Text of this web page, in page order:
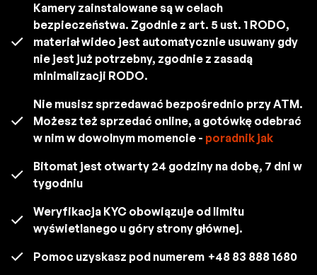
Kamery zainstalowane są w celach
bezpieczeństwa. Zgodnie z art. 5 ust. 1 RODO,
materiał wideo jest automatycznie usuwany gdy
nie jest już potrzebny, zgodnie z zasadą
minimalizacji RODO.
Nie musisz sprzedawać bezpośrednio przy ATM.
Możesz też sprzedać online, a gotówkę odebrać
w nim w dowolnym momencie - poradnik jak
Bitomat jest otwarty 24 godziny na dobę, 7 dni w
tygodniu
Weryfikacja KYC obowiązuje od limitu
wyświetlanego u góry strony głównej.
Pomoc uzyskasz pod numerem +48 83 888 1680